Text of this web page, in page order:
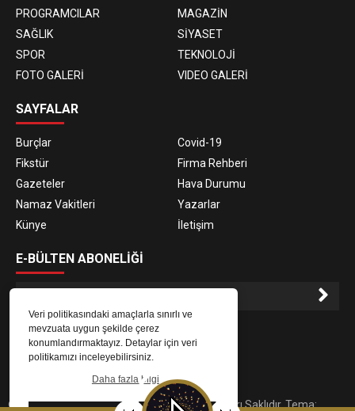
Veri politikasındaki amaçlarla sınırlı ve
mevzuata uygun şekilde çerez
konumlandırmaktayız. Detaylar için veri
politikamızı inceleyebilirsiniz.
Daha fazla bilgi
PROGRAMCILAR
MAGAZİN
SAĞLIK
SİYASET
SPOR
TEKNOLOJİ
FOTO GALERİ
VIDEO GALERİ
SAYFALAR
Burçlar
Covid-19
Fikstür
Firma Rehberi
Gazeteler
Hava Durumu
Namaz Vakitleri
Yazarlar
Künye
İletişim
E-BÜLTEN ABONELİĞİ
E-Bülten aboneliği ile haberlere daha hızlı erişin.
© 2023Gaziantep Radyo Zeugma. Tüm Hakları Saklıdır. Tema: